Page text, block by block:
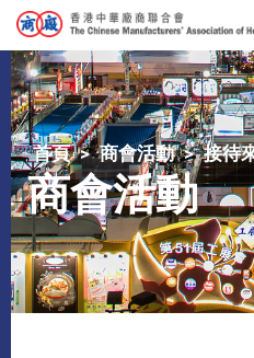
首頁 商會活動 接待
商會活動